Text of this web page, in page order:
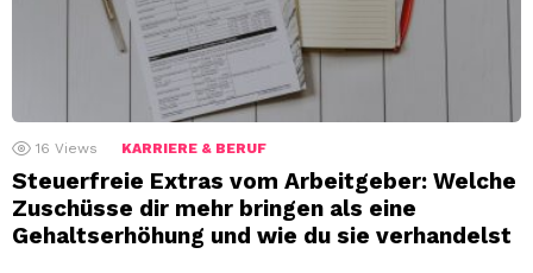
16 Views KARRIERE & BERUF
Steuerfreie Extras vom Arbeitgeber: Welche
Zuschüsse dir mehr bringen als eine
Gehaltserhöhung und wie du sie verhandelst